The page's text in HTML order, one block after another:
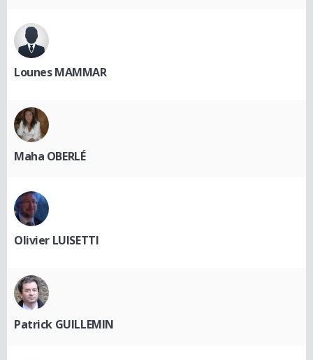
Lounes MAMMAR
Maha OBERLÉ
Olivier LUISETTI
Patrick GUILLEMIN